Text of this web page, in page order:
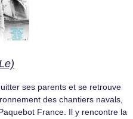
ses parents et se retrouve
des chantiers navals,
France. Il y rencontre la